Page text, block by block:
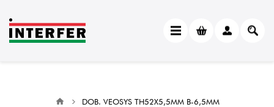
DOB. VEOSYS TH52X5,5MM B-6,5MM